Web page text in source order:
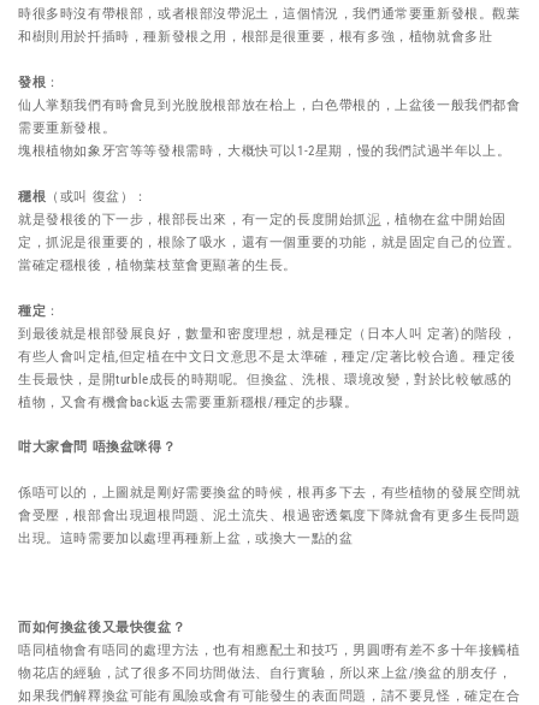
時很多時沒有帶根部，或者根部沒帶泥土，這個情況，我們通常要重新發根。觀葉
和樹則用於扦插時，種新發根之用，根部是很重要，根有多強，植物就會多壯
發根 ：
仙人掌類我們有時會見到光脫脫根部放在枱上，白色帶根的，上盆後一般我們都會
需要重新發根。
塊根植物如象牙宮等等發根需時，大概快可以1-2星期，慢的我們試過半年以上。
穩根 （或叫 復盆）：
就是發根後的下一步，根部長出來，有一定的長度開始抓泥 ，植物在盆中開始固
定，抓泥是很重要的，根除了吸水，還有一個重要的功能，就是固定自己的位置。
當確定穩根後，植物葉枝莖會更顯著的生長。
種定 ：
到最後就是根部發展良好，數量和密度理想，就是種定（日本人叫 定著)的階段，
有些人會叫定植,但定植在中文日文意思不是太準確，種定/定著比較合適。種定後
生長最快，是開turble成長的時期呢。但換盆、洗根、環境改變，對於比較敏感的
植物，又會有機會back返去需要重新穩根/種定的步驟。
咁大家會問 唔換盆咪得？
係唔可以的，上圖就是剛好需要換盆的時候，根再多下去，有些植物的發展空間就
會受壓，根部會出現迴根問題、泥土流失、根過密透氣度下降就會有更多生長問題
出現。這時需要加以處理再種新上盆，或換大一點的盆
而如何換盆後又最快復盆？
唔同植物會有唔同的處理方法，也有相應配土和技巧，男圓嘢有差不多十年接觸植
物花店的經驗，試了很多不同坊間做法、自行實驗，所以來上盆/換盆的朋友仔，
如果我們解釋換盆可能有風險或會有可能發生的表面問題，請不要見怪，確定在合